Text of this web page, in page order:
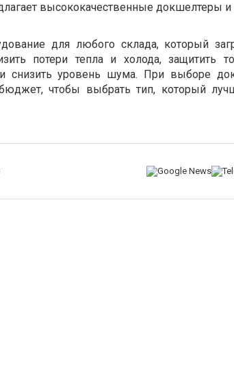
высококачественные докшелтеры
для любого склада, который
потери тепла и холода, защитить
снизить уровень шума. При выборе
чтобы выбрать тип, который